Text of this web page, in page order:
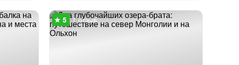
1 отзыв